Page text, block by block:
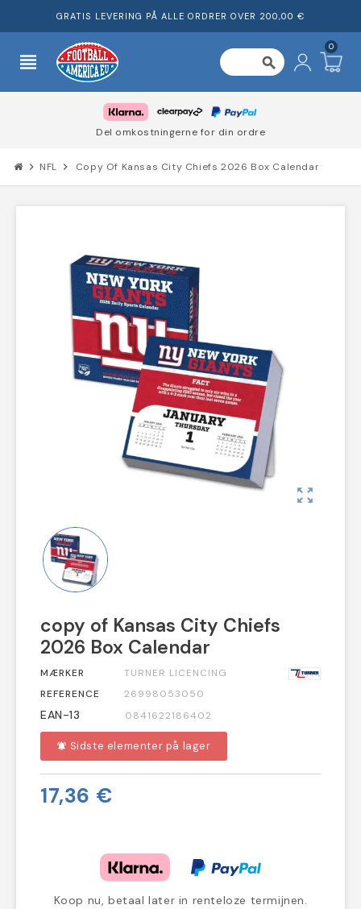
GRATIS LEVERING PÅ ALLE ORDRER OVER 200,00 €
view_headline search
0
Del omkostningerne for din ordre
chevron_right NFL chevron_right Copy Of Kansas City Chiefs 2026 Box Calendar
zoom_out_map
copy of Kansas City Chiefs
2026 Box Calendar
MÆRKER
TURNER LICENCING
REFERENCE
26998053050
EAN-13 0841622186402
notifications_active Sidste elementer på lager
17,36 €
Koop nu, betaal later in renteloze termijnen.